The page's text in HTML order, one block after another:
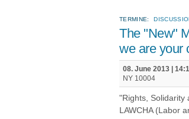
TERMINE:
The "New"
we are your
08. June 2013 |
NY 10004
"Rights, Solidarity
LAWCHA (Labor